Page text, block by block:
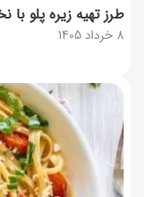
8 خرداد 1405
طرز تهیه زیره پلو